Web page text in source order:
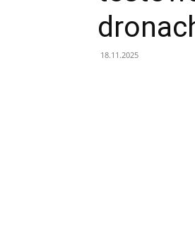
18.11.2025